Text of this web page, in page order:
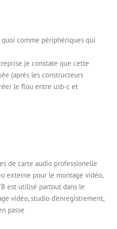
quoi comme périphériques qui
je constate que cette
(après les constructeurs
le flou entre usb-c et
de carte audio professionelle
externe pour le montage vidéo,
est utilisé partout dans le
vidéo, studio d’enregistrement,
passe